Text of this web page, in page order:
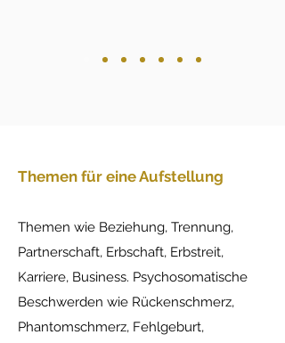
Themen für eine Aufstellung
Themen wie Beziehung, Trennung,
Partnerschaft, Erbschaft, Erbstreit,
Karriere, Business. Psychosomatische
Beschwerden wie Rückenschmerz,
Phantomschmerz, Fehlgeburt,